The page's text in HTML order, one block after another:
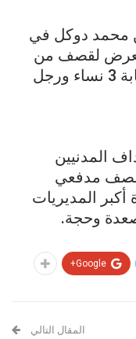
محمد دوكل في
لقصف من
مسلحي التحالف، تسبب في اصابة 3 نساء ورجل
المدنيين
بقصف مدفعي
المديريات
وحجة.
Google+
المقال التالي